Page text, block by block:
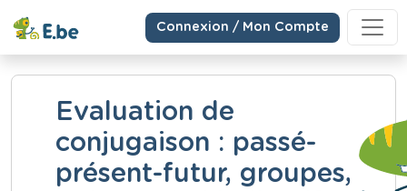
Connexion / Mon Compte
Evaluation de
conjugaison : passé-
présent-futur, groupes,